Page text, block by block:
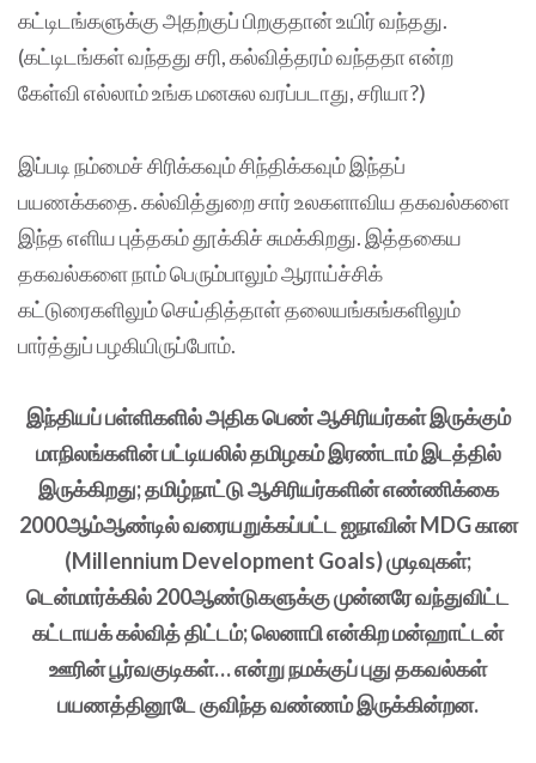
கட்டிடங்களுக்கு அதற்குப் பிறகுதான் உயிர் வந்தது.
(கட்டிடங்கள் வந்தது சரி, கல்வித்தரம் வந்ததா என்ற
கேள்வி எல்லாம் உங்க மனசுல வரப்படாது, சரியா?)
இப்படி நம்மைச் சிரிக்கவும் சிந்திக்கவும் இந்தப்
பயணக்கதை. கல்வித்துறை சார் உலகளாவிய தகவல்களை
இந்த எளிய புத்தகம் தூக்கிச் சுமக்கிறது. இத்தகைய
தகவல்களை நாம் பெரும்பாலும் ஆராய்ச்சிக்
கட்டுரைகளிலும் செய்தித்தாள் தலையங்கங்களிலும்
பார்த்துப் பழகியிருப்போம்.
இந்தியப் பள்ளிகளில் அதிக பெண் ஆசிரியர்கள் இருக்கும்
மாநிலங்களின் பட்டியலில் தமிழகம் இரண்டாம் இடத்தில்
இருக்கிறது; தமிழ்நாட்டு ஆசிரியர்களின் எண்ணிக்கை
2000ஆம்ஆண்டில் வரையறுக்கப்பட்ட ஐநாவின் MDG கான
(Millennium Development Goals) முடிவுகள்;
டென்மார்க்கில் 200ஆண்டுகளுக்கு முன்னரே வந்துவிட்ட
கட்டாயக் கல்வித் திட்டம்; லெனாபி என்கிற மன்ஹாட்டன்
ஊரின் பூர்வகுடிகள்… என்று நமக்குப் புது தகவல்கள்
பயணத்தினூடே குவிந்த வண்ணம் இருக்கின்றன.